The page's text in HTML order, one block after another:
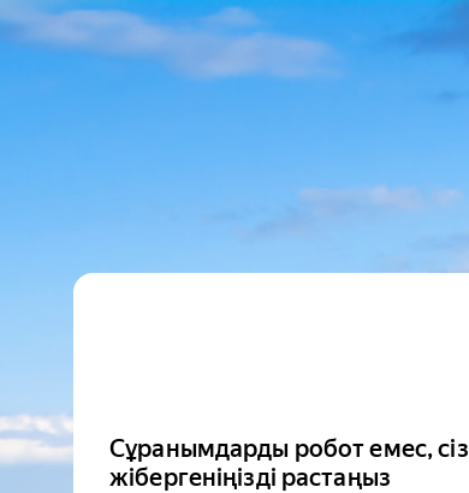
Сұранымдарды робот емес, сіз
жібергеніңізді растаңыз